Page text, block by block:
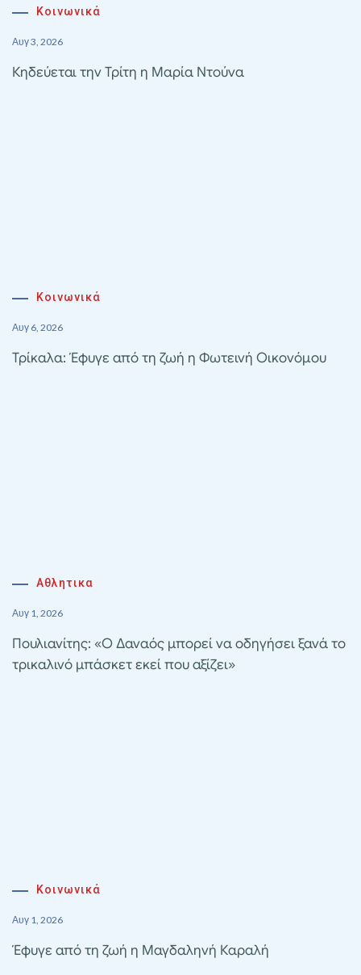
Κοινωνικά
Αυγ 3, 2026
Κηδεύεται την Τρίτη η Μαρία Ντούνα
Κοινωνικά
Αυγ 6, 2026
Τρίκαλα: Έφυγε από τη ζωή η Φωτεινή Οικονόμου
Αθλητικα
Αυγ 1, 2026
Πουλιανίτης: «Ο Δαναός μπορεί να οδηγήσει ξανά το
τρικαλινό μπάσκετ εκεί που αξίζει»
Κοινωνικά
Αυγ 1, 2026
Έφυγε από τη ζωή η Μαγδαληνή Καραλή